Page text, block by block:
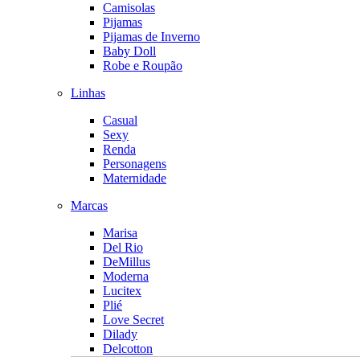
Camisolas
Pijamas
Pijamas de Inverno
Baby Doll
Robe e Roupão
Linhas
Casual
Sexy
Renda
Personagens
Maternidade
Marcas
Marisa
Del Rio
DeMillus
Moderna
Lucitex
Plié
Love Secret
Dilady
Delcotton